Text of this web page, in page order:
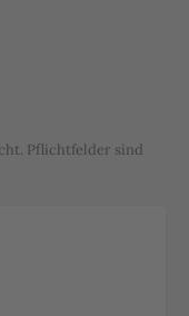
Pflichtfelder sind